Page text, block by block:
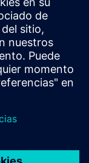
vehicle with
1 ton and
be